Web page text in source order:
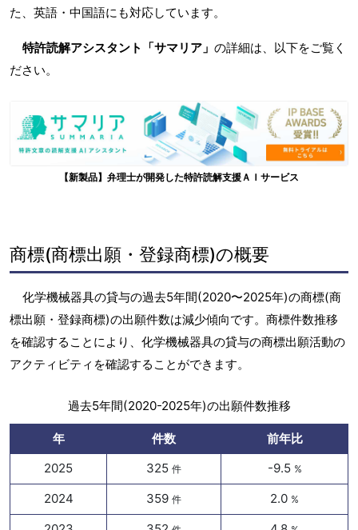
た、英語・中国語にも対応しています。
特許読解アシスタント「サマリア」 の詳細は、以下をご覧く
ださい。
【新製品】弁理士が開発した特許読解支援ＡＩサービス
商標(商標出願・登録商標)の概要
化学機械器具の貸与の過去5年間(2020〜2025年)の商標(商
標出願・登録商標)の出願件数は減少傾向です。商標件数推移
を確認することにより、化学機械器具の貸与の商標出願活動の
アクティビティを確認することができます。
過去5年間(2020-2025年)の出願件数推移
年 件数
前年比
2025
325 件 -9.5 %
2024 359 件 2.0 %